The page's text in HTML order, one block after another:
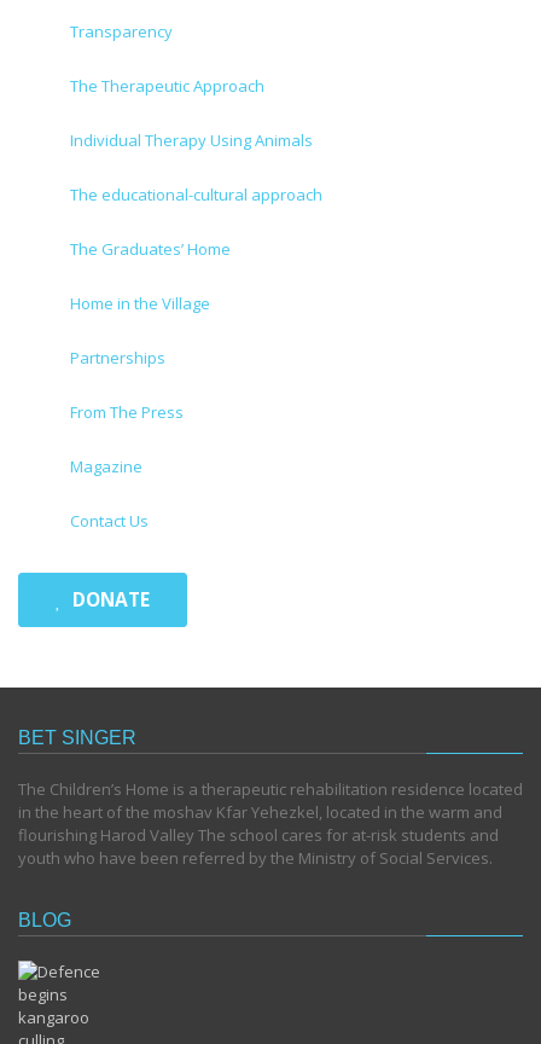
Transparency
The Therapeutic Approach
Individual Therapy Using Animals
The educational-cultural approach
The Graduates’ Home
Home in the Village
Partnerships
From The Press
Magazine
Contact Us
DONATE
BET SINGER
The Children’s Home is a therapeutic rehabilitation residence located
in the heart of the moshav Kfar Yehezkel, located in the warm and
flourishing Harod Valley The school cares for at-risk students and
youth who have been referred by the Ministry of Social Services.
BLOG